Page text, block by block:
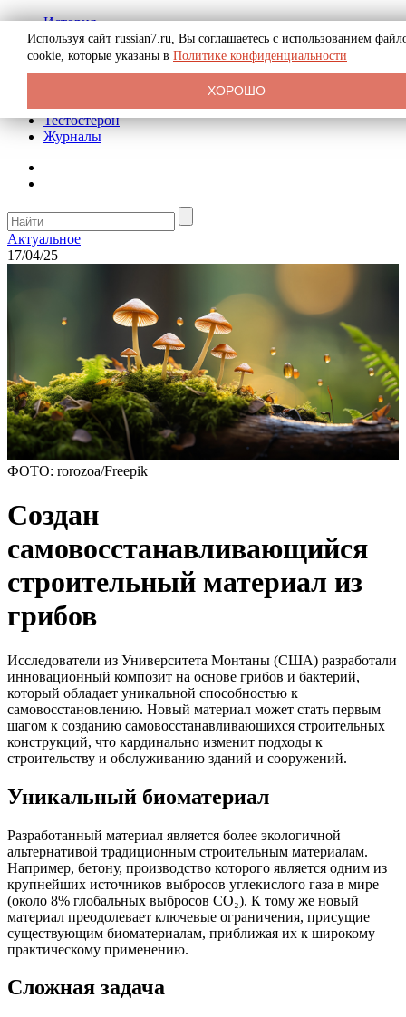
История
Биография
Криминал
Реклама на сайте
Тестостерон
Журналы
Актуальное
17/04/25
ФОТО: rorozoa/Freepik
Создан
самовосстанавливающийся
строительный материал из
грибов
Исследователи из Университета Монтаны (США) разработали
инновационный композит на основе грибов и бактерий,
который обладает уникальной способностью к
самовосстановлению. Новый материал может стать первым
шагом к созданию самовосстанавливающихся строительных
конструкций, что кардинально изменит подходы к
строительству и обслуживанию зданий и сооружений.
Уникальный биоматериал
Разработанный материал является более экологичной
альтернативой традиционным строительным материалам.
Например, бетону, производство которого является одним из
крупнейших источников выбросов углекислого газа в мире
(около 8% глобальных выбросов CO₂). К тому же новый
материал преодолевает ключевые ограничения, присущие
существующим биоматериалам, приближая их к широкому
практическому применению.
Сложная задача
Используя сайт russian7.ru, Вы соглашаетесь с использованием
cookie, которые указаны в Политике конфиденциальности
ХОРОШО